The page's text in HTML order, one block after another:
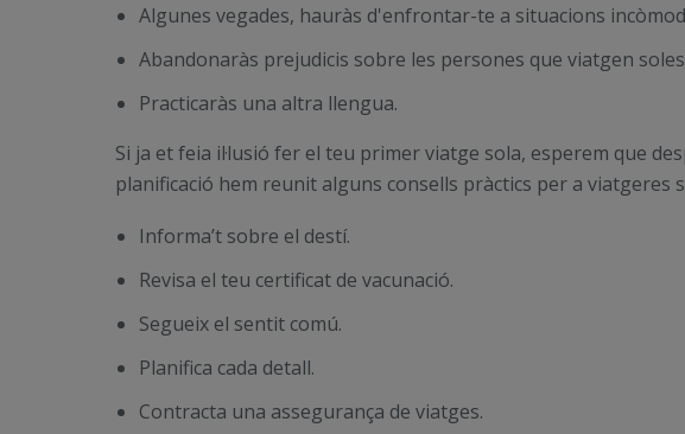
Algunes vegades, hauràs d'enfrontar-te a situacions
Abandonaràs prejudicis sobre les persones que viatgen
Practicaràs una altra llengua.
Si ja et feia il·lusió fer el teu primer viatge sola, esperem que
planificació hem reunit alguns consells pràctics per a viatgeres
Informa’t sobre el destí.
Revisa el teu certificat de vacunació.
Segueix el sentit comú.
Planifica cada detall.
Contracta una assegurança de viatges.